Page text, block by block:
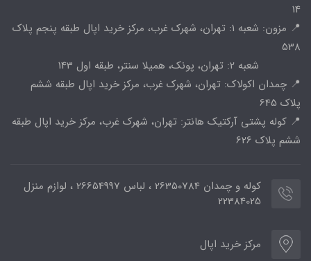
14
📍 مزون: شعبه 1: تهران، شهرک غرب، مرکز خرید اپال طبقه پنجم پلاک
538
شعبه 2: تهران، پونک، همیلا سنتر، طبقه اول 143
📍 چمدان اکولاک: تهران، شهرک غرب، مرکز خرید اپال طبقه ششم
پلاک 645
📍 کوله پشتی آرکتیک هانتر: تهران، شهرک غرب، مرکز خرید اپال طبقه
ششم پلاک 626
کوله و چمدان 26350784 ، لباس 26654997 ، لوازم منزل
22384025
مرکز خرید اپال